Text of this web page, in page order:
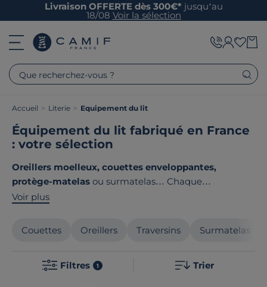
Livraison OFFERTE dès 300€* jusqu’au
18/08 Voir la sélection
Que recherchez-vous ?
Accueil > Literie > Equipement du lit
Équipement du lit fabriqué en France
: votre sélection
Oreillers moelleux, couettes enveloppantes,
protège-matelas ou surmatelas… Chaque
équipement joue un rôle pour votre confort nocturne.
gamme pour vous garantir des nuits douces et
Voir plus
Couettes Oreillers Traversins Surmatelas
Filtres 1 Trier